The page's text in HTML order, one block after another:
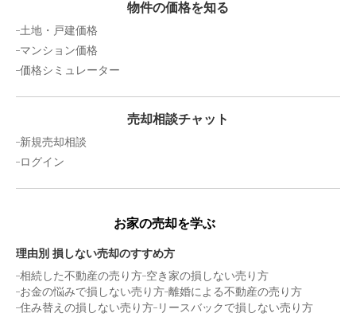
物件の価格を知る
土地・戸建価格
マンション価格
価格シミュレーター
売却相談チャット
新規売却相談
ログイン
お家の売却を学ぶ
理由別 損しない売却のすすめ方
相続した不動産の売り方 空き家の損しない売り方
お金の悩みで損しない売り方 離婚による不動産の売り方
住み替えの損しない売り方 リースバックで損しない売り方